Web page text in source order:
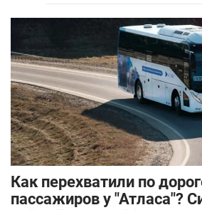
Как перехватили по
пассажиров у "Атласа"?